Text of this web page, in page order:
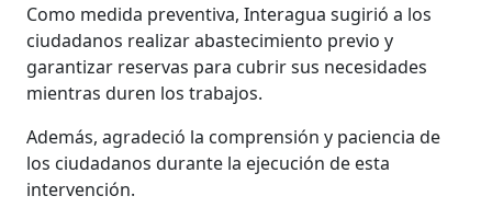
Como medida preventiva, Interagua sugirió a los
ciudadanos realizar abastecimiento previo y
garantizar reservas para cubrir sus necesidades
mientras duren los trabajos.
Además, agradeció la comprensión y paciencia de
los ciudadanos durante la ejecución de esta
intervención.